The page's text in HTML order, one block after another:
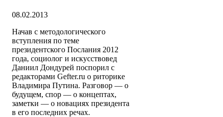
08.02.2013
Начав с методологического
вступления по теме
президентского Послания 2012
года, социолог и искусствовед
Даниил Дондурей поспорил с
редакторами Gefter.ru о риторике
Владимира Путина. Разговор — о
будущем, спор — о концептах,
заметки — о новациях президента
в его последних речах.